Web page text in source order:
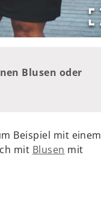
Blusen oder
Beispiel mit einem
mit Blusen mit